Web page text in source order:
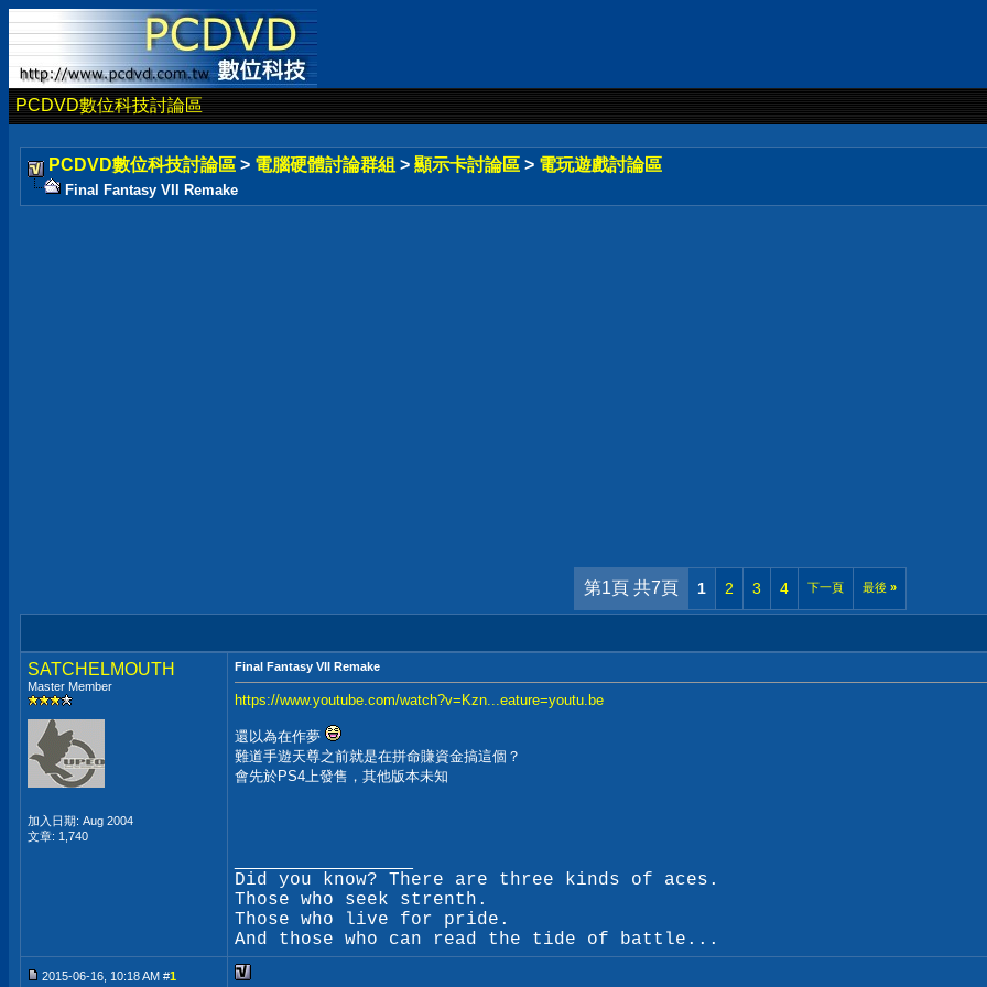
PCDVD數位科技討論區
PCDVD數位科技討論區 > 電腦硬體討論群組 > 顯示卡討論區 > 電玩遊戲討論區
Final Fantasy VII Remake
第1頁 共7頁 1 2 3 4 下一頁 最後 »
SATCHELMOUTH
Master Member
加入日期: Aug 2004
文章: 1,740
Final Fantasy VII Remake
https://www.youtube.com/watch?v=Kzn...eature=youtu.be
還以為在作夢
難道手遊天尊之前就是在拼命賺資金搞這個？
會先於PS4上發售，其他版本未知
Did you know? There are three kinds of aces.
Those who seek strenth.
Those who live for pride.
And those who can read the tide of battle...
2015-06-16, 10:18 AM #1